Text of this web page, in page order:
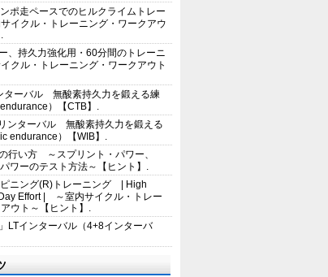
ポ走ペースでのヒルクライムトレー
イクル・トレーニング・ワークアウ
、持久力強化用・60分間のトレーニ
クル・トレーニング・ワークアウト
ターバル 無酸素持久力を鍛える練
）【CTB】.
ンターバル 無酸素持久力を鍛える
endurance）【WIB】.
行い方 ～スプリント・パワー、
ワーのテスト方法～【ヒント】.
ニング(R)トレーニング | High
Effort | ～室内サイクル・トレー
ウト～【ヒント】.
LTインターバル（4+8インターバ